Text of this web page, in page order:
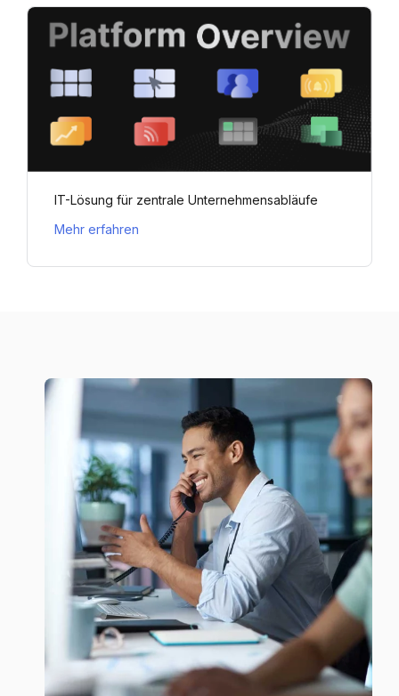
IT-Lösung für zentrale Unternehmensabläufe
Mehr erfahren